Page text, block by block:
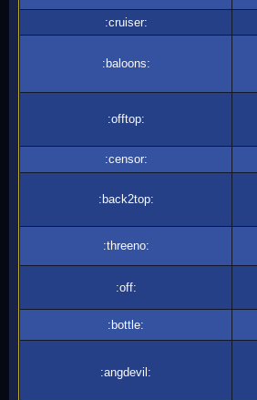
:cruiser:
:baloons:
:offtop:
:censor:
:back2top:
:threeno:
:off:
:bottle:
:angdevil: